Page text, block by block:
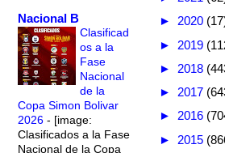
Nacional B
Clasificad
os a la
Fase
Nacional
de la
Copa Simon Bolivar
2026 - [image:
Clasificados a la Fase
Nacional de la Copa
► 2020
► 2019
► 2018
► 2017
► 2016
► 2015